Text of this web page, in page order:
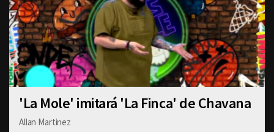
'La Mole' imitará 'La Finca' de Chavana
Allan Martinez